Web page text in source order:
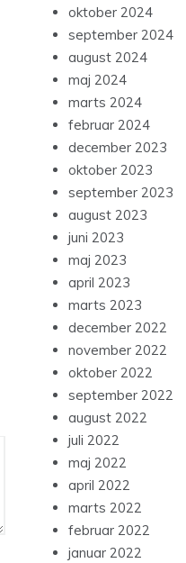
oktober 2024
september 2024
august 2024
maj 2024
marts 2024
februar 2024
december 2023
oktober 2023
september 2023
august 2023
juni 2023
maj 2023
april 2023
marts 2023
december 2022
november 2022
oktober 2022
september 2022
august 2022
juli 2022
maj 2022
april 2022
marts 2022
februar 2022
januar 2022